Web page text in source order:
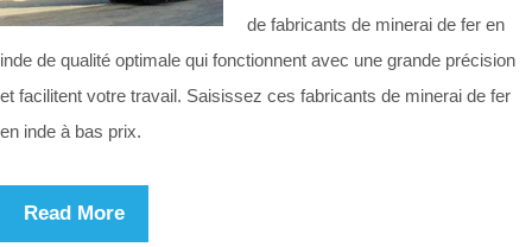
de fabricants de minerai de fer en
inde de qualité optimale qui fonctionnent avec une grande précision
et facilitent votre travail. Saisissez ces fabricants de minerai de fer
en inde à bas prix.
Read More